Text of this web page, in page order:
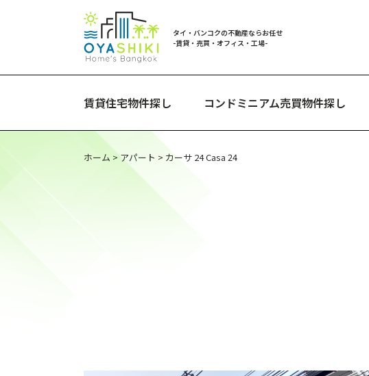
タイ・バンコクの不動産ならお任せ
-賃貸・売買・オフィス・工場-
賃貸住宅物件探し コンドミニアム売買物件探し
ホーム >アパート > カーサ 24 Casa 24